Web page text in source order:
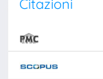
Citazioni